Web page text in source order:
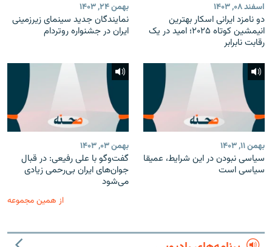
اسفند ۰۸, ۱۴۰۳
دو نامزد ایرانی اسکار بهترین
انیمشین کوتاه ۲۰۲۵؛ امید در یک
رقابت نابرابر
بهمن ۲۴, ۱۴۰۳
نمایندگان جدید سینمای زیرزمینی
ایران در جشنواره روتردام
بهمن ۱۱, ۱۴۰۳
سیاسی نبودن در این شرایط، عمیقا
سیاسی است
بهمن ۰۳, ۱۴۰۳
گفت‌وگو با علی رفیعی: در قبال
جوان‌های ایران بی‌رحمی زیادی
می‌شود
از همین مجموعه